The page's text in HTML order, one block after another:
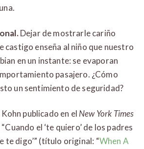
Dejar de mostrarle cariño
castigo enseña al niño que nuestro
en un instante: se evaporan
pasajero. ¿Cómo
un sentimiento de seguridad?
publicado en el New York Times
el ‘te quiero’ de los padres
te digo’” (título original: “When A